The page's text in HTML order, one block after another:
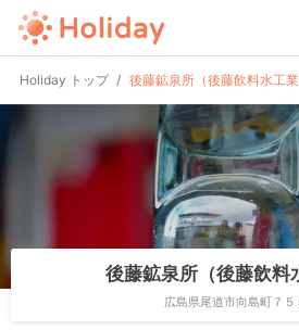
Holiday トップ 後藤鉱泉所（後藤飲料水工業
後藤鉱泉所（後藤飲料
広島県尾道市向島町７５